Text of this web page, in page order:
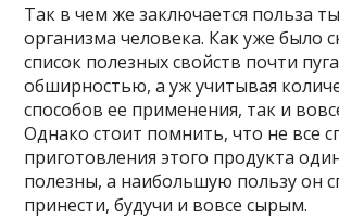
Так в чем же заключается польза
организма человека. Как уже было
список полезных свойств почти
обширностью, а уж учитывая
способов ее применения, так и
Однако стоит помнить, что не все
приготовления этого продукта
полезны, а наибольшую пользу он
принести, будучи и вовсе сырым.